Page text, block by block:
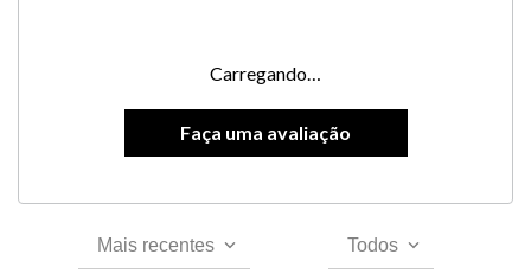
Carregando…
Mais recentes Todos